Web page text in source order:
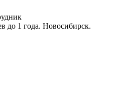
до 1 года. Новосибирск.